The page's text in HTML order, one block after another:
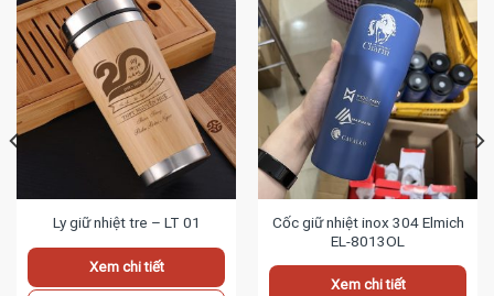
Ly giữ nhiệt tre – LT 01
Xem chi tiết
Cốc giữ nhiệt inox 304 Elmich
EL-8013OL
Xem chi tiết